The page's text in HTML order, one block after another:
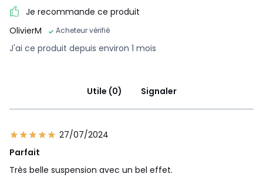
Je recommande ce produit
OlivierM
Acheteur vérifié
J'ai ce produit depuis environ 1 mois
Utile (0) Signaler
27/07/2024
Parfait
Très belle suspension avec un bel effet.